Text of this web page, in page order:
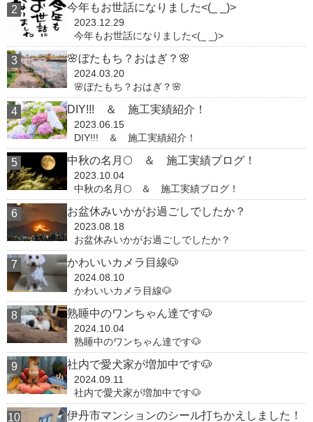
今年もお世話になりました<(_ _)>
2023.12.29
今年もお世話になりました<(_ _)>
🌸ぼたもち？おはぎ？🌸
2024.03.20
🌸ぼたもち？おはぎ？🌸
DIY!!! ＆ 施工実績紹介！
2023.06.15
DIY!!! ＆ 施工実績紹介！
中秋の名月🌕 ＆ 施工実績ブログ！
2023.10.04
中秋の名月🌕 ＆ 施工実績ブログ！
お盆休みいかがお過ごしでしたか？
2023.08.18
お盆休みいかがお過ごしでしたか？
かわいいカメラ目線🐶
2024.08.10
かわいいカメラ目線🐶
熟睡中のワンちゃん達です🐶
2024.10.04
熟睡中のワンちゃん達です🐶
社内で愛犬家が増加中です🐶
2024.09.11
社内で愛犬家が増加中です🐶
伊丹市マンションのシール打ちかえしました！